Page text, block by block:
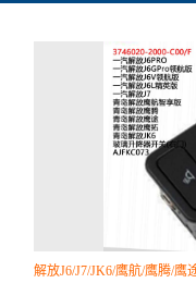
解放J6/J7/JK6/鹰航/鹰腾/鹰